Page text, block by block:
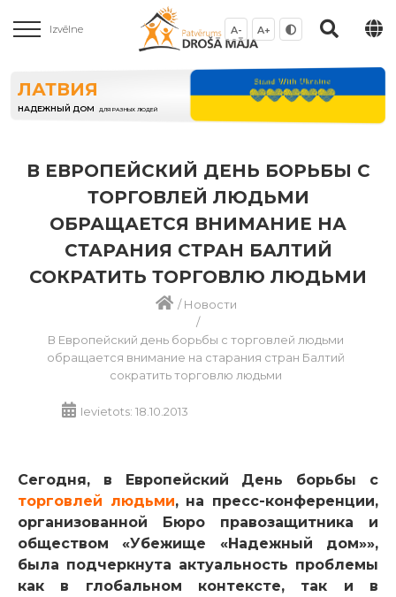
Izvēlne A- A+
ЛАТВИЯ
НАДЕЖНЫЙ ДОМ ДЛЯ РАЗНЫХ ЛЮДЕЙ
В ЕВРОПЕЙСКИЙ ДЕНЬ БОРЬБЫ С
ТОРГОВЛЕЙ ЛЮДЬМИ
ОБРАЩАЕТСЯ ВНИМАНИЕ НА
СТАРАНИЯ СТРАН БАЛТИЙ
СОКРАТИТЬ ТОРГОВЛЮ ЛЮДЬМИ
/Новости
/
В Европейский день борьбы с торговлей людьми
обращается внимание на старания стран Балтий
сократить торговлю людьми
Ievietots: 18.10.2013
Сегодня, в Европейский День борьбы с
торговлей людьми, на пресс-конференции,
организованной Бюро правозащитника и
обществом «Убежище «Надежный дом»»,
была подчеркнута актуальность проблемы
как в глобальном контексте, так и в